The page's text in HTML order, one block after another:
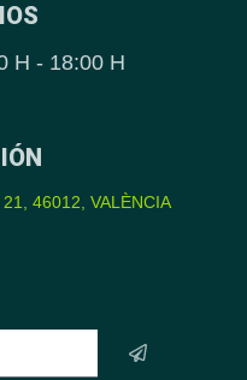
H - 18:00 H
46012, VALÈNCIA